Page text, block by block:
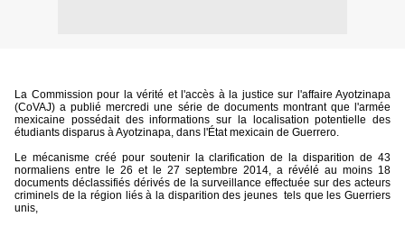
La Commission pour la vérité et l'accès à la justice sur l'affaire Ayotzinapa
(CoVAJ) a publié mercredi une série de documents montrant que l'armée
mexicaine possédait des informations sur la localisation potentielle des
étudiants disparus à Ayotzinapa, dans l'État mexicain de Guerrero.
Le mécanisme créé pour soutenir la clarification de la disparition de 43
normaliens entre le 26 et le 27 septembre 2014, a révélé au moins 18
documents déclassifiés dérivés de la surveillance effectuée sur des acteurs
criminels de la région liés à la disparition des jeunes tels que les Guerriers
unis,